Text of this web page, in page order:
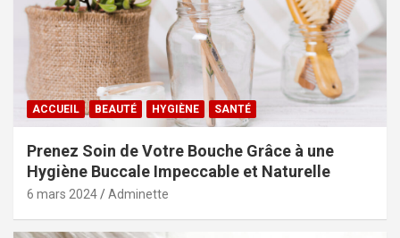
ACCUEIL BEAUTÉ HYGIÈNE SANTÉ
Prenez Soin de Votre Bouche Grâce à une
Hygiène Buccale Impeccable et Naturelle
6 mars 2024 Adminette